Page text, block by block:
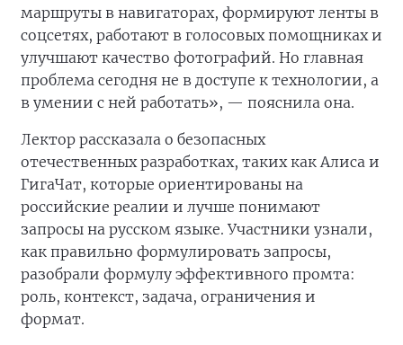
маршруты в навигаторах, формируют ленты в
соцсетях, работают в голосовых помощниках и
улучшают качество фотографий. Но главная
проблема сегодня не в доступе к технологии, а
в умении с ней работать», — пояснила она.
Лектор рассказала о безопасных
отечественных разработках, таких как Алиса и
ГигаЧат, которые ориентированы на
российские реалии и лучше понимают
запросы на русском языке. Участники узнали,
как правильно формулировать запросы,
разобрали формулу эффективного промта:
роль, контекст, задача, ограничения и
формат.